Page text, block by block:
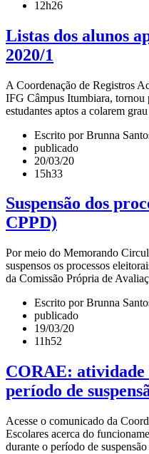
12h26
Listas dos alunos
2020/1
A Coordenação de Registros
IFG Câmpus Itumbiara, tornou
estudantes aptos a colarem
Escrito por Brunna
publicado
20/03/20
15h33
Suspensão dos
CPPD)
Por meio do Memorando
suspensos os processos
da Comissão Própria de
Escrito por Brunna
publicado
19/03/20
11h52
CORAE: atividade
período de
Acesse o comunicado da
Escolares acerca do
durante o período de suspensão